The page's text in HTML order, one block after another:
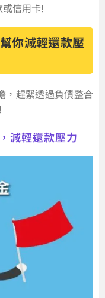
信用卡!
你減輕還款壓
，趕緊透過負債整合
減輕還款壓力